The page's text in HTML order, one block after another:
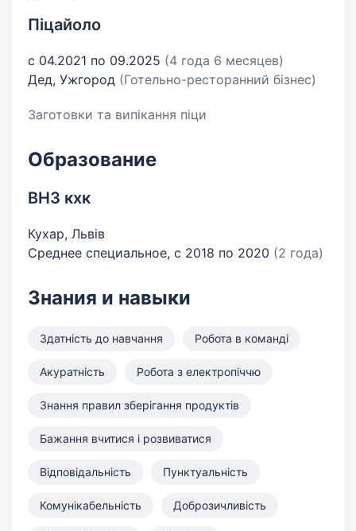
Піцайоло
с 04.2021 по 09.2025 (4 года 6 месяцев)
Дед, Ужгород (Готельно-ресторанний бізнес)
Заготовки та випікання піци
Образование
ВНЗ кхк
Кухар, Львів
Среднее специальное, с 2018 по 2020 (2 года)
Знания и навыки
Здатність до навчання Робота в команді
Акуратність Робота з електропіччю
Знання правил зберігання продуктів
Бажання вчитися і розвиватися
Відповідальність Пунктуальність
Комунікабельність Доброзичливість